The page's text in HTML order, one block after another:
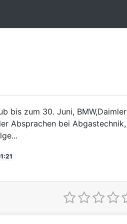
bis zum 30. Juni, BMW,Daimler
Absprachen bei Abgastechnik,